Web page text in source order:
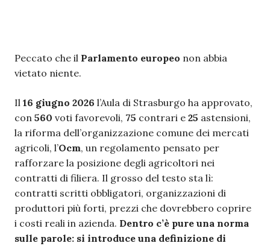
Peccato che il Parlamento europeo non abbia
vietato niente.
Il 16 giugno 2026 l’Aula di Strasburgo ha approvato,
con 560 voti favorevoli, 75 contrari e 25 astensioni,
la riforma dell’organizzazione comune dei mercati
agricoli, l’Ocm, un regolamento pensato per
rafforzare la posizione degli agricoltori nei
contratti di filiera. Il grosso del testo sta lì:
contratti scritti obbligatori, organizzazioni di
produttori più forti, prezzi che dovrebbero coprire
i costi reali in azienda. Dentro c’è pure una norma
sulle parole: si introduce una definizione di